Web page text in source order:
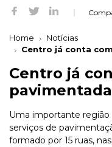
Home
Notícias
Centro já conta
Centro já
Uma importante
serviços de
formado por 15 ruas,